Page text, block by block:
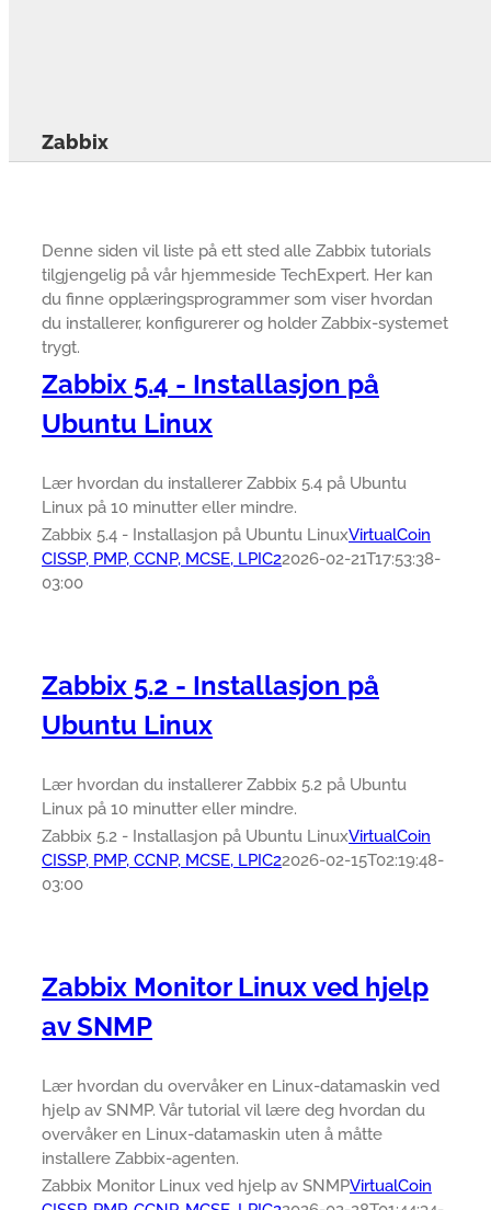
Zabbix
Denne siden vil liste på ett sted alle Zabbix tutorials
tilgjengelig på vår hjemmeside TechExpert. Her kan
du finne opplæringsprogrammer som viser hvordan
du installerer, konfigurerer og holder Zabbix-systemet
trygt.
Zabbix 5.4 - Installasjon på
Ubuntu Linux
Lær hvordan du installerer Zabbix 5.4 på Ubuntu
Linux på 10 minutter eller mindre.
Zabbix 5.4 - Installasjon på Ubuntu LinuxVirtualCoin
CISSP, PMP, CCNP, MCSE, LPIC22026-02-21T17:53:38-
03:00
Zabbix 5.2 - Installasjon på
Ubuntu Linux
Lær hvordan du installerer Zabbix 5.2 på Ubuntu
Linux på 10 minutter eller mindre.
Zabbix 5.2 - Installasjon på Ubuntu LinuxVirtualCoin
CISSP, PMP, CCNP, MCSE, LPIC22026-02-15T02:19:48-
03:00
Zabbix Monitor Linux ved hjelp
av SNMP
Lær hvordan du overvåker en Linux-datamaskin ved
hjelp av SNMP. Vår tutorial vil lære deg hvordan du
overvåker en Linux-datamaskin uten å måtte
installere Zabbix-agenten.
Zabbix Monitor Linux ved hjelp av SNMPVirtualCoin